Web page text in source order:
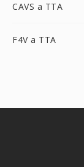
CAVS a TTA
F4V a TTA